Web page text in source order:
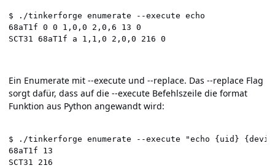
$ ./tinkerforge enumerate --execute echo
68aT1f 0 0 1,0,0 2,0,6 13 0
SCT31 68aT1f a 1,1,0 2,0,0 216 0
Ein Enumerate mit --execute und --replace. Das --replace Flag
sorgt dafür, dass auf die --execute Befehlszeile die format
Funktion aus Python angewandt wird:
$ ./tinkerforge enumerate --execute "echo {uid}
68aT1f 13
SCT31 216